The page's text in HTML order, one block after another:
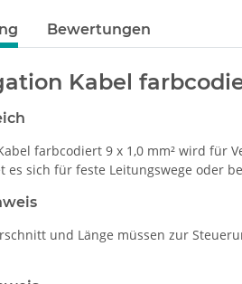
Bewertungen
Kabel
farbcodiert 9 x 1,0 mm² wird für
es sich für feste Leitungswege oder
und Länge müssen zur